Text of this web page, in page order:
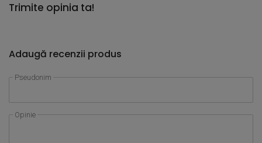
Trimite opinia ta!
Adaugă recenzii produs
Pseudonim
Opinie